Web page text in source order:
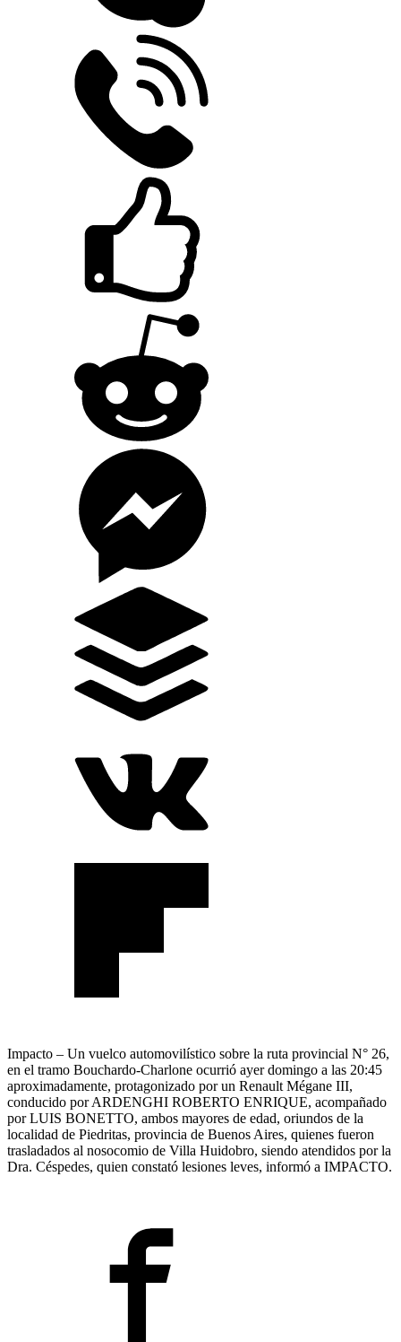
Impacto – Un vuelco automovilístico sobre la ruta provincial N° 26,
en el tramo Bouchardo-Charlone ocurrió ayer domingo a las 20:45
aproximadamente, protagonizado por un Renault Mégane III,
conducido por ARDENGHI ROBERTO ENRIQUE, acompañado
por LUIS BONETTO, ambos mayores de edad, oriundos de la
localidad de Piedritas, provincia de Buenos Aires, quienes fueron
trasladados al nosocomio de Villa Huidobro, siendo atendidos por la
Dra. Céspedes, quien constató lesiones leves, informó a IMPACTO.